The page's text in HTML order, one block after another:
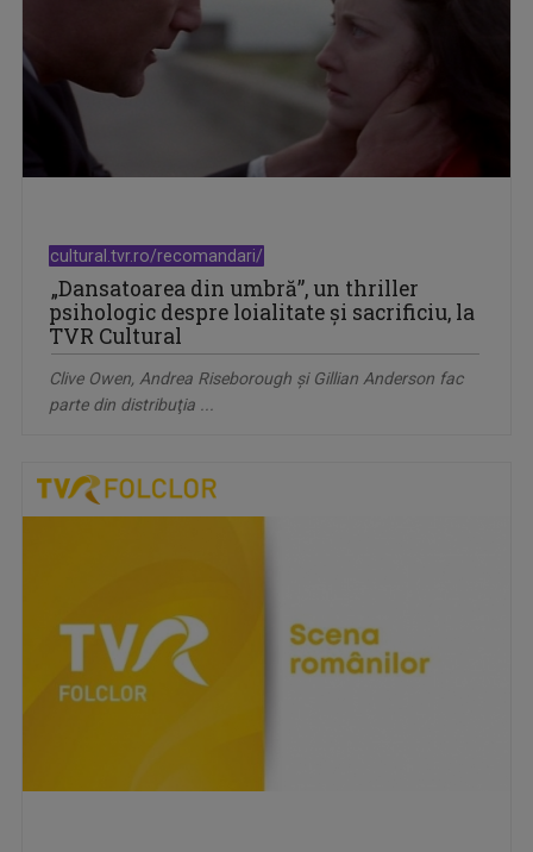
cultural.tvr.ro/recomandari/
„Dansatoarea din umbră”, un thriller
psihologic despre loialitate și sacrificiu, la
TVR Cultural
Clive Owen, Andrea Riseborough şi Gillian Anderson fac
parte din distribuţia ...